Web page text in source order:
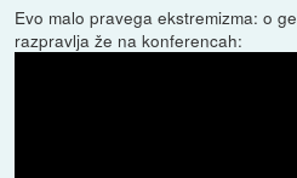
Evo malo pravega ekstremizma: o
razpravlja že na konferencah: